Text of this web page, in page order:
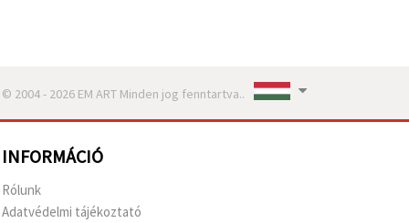
© 2004 - 2026 EM ART Minden jog fenntartva..
INFORMÁCIÓ
Rólunk
Adatvédelmi tájékoztató